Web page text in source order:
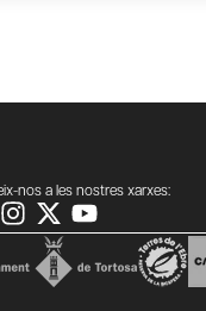
nos a les nostres xarxes: